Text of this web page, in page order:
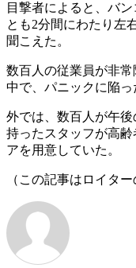
目撃者によると、バ
とも2分間にわたり左
聞こえた。
数百人の従業員が非
中で、パニックに陥っ
外では、数百人が午
持ったスタッフが高
アを用意していた。
（この記事はロイタ